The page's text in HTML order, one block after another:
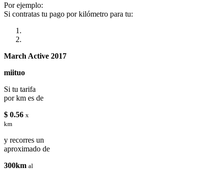
Por ejemplo:
Si contratas tu pago por kilómetro para tu:
March Active 2017
miituo
Si tu tarifa
por km es de
$ 0.56 x
km
y recorres un
aproximado de
300km al